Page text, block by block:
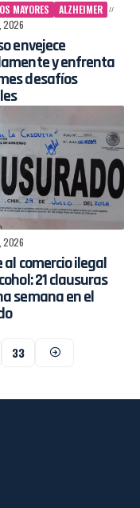
MAYORES
ALZHEIMER
2026
envejece
y enfrenta
desafíos
2026
al comercio ilegal
21 clausuras
semana en el
33